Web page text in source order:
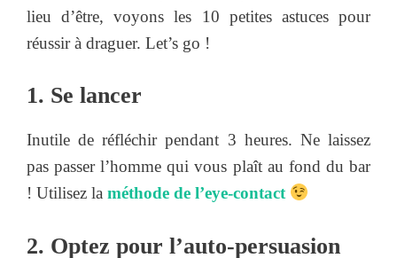
lieu d’être, voyons les 10 petites astuces pour
réussir à draguer. Let’s go !
1. Se lancer
Inutile de réfléchir pendant 3 heures. Ne laissez
pas passer l’homme qui vous plaît au fond du bar
! Utilisez la méthode de l’eye-contact
2. Optez pour l’auto-persuasion